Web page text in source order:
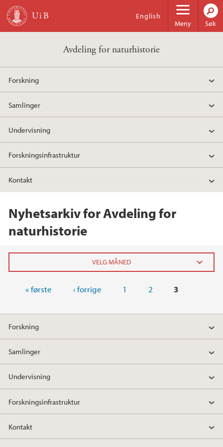
Hopp til hovedinnhold
Meny
English
Søk
Avdeling for naturhistorie
Forskning
Samlinger
Undervisning
Forskningsinfrastruktur
Kontakt
Nyhetsarkiv for Avdeling for
naturhistorie
Sider« første ‹ forrige 1 2 3
Forskning
Samlinger
Undervisning
Forskningsinfrastruktur
Kontakt